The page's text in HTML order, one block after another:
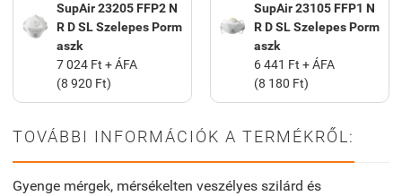
SupAir 23205 FFP2 N
R D SL Szelepes Porm
aszk
7 024 Ft + ÁFA
(8 920 Ft)
SupAir 23105 FFP1 N
R D SL Szelepes Porm
aszk
6 441 Ft + ÁFA
(8 180 Ft)
TOVÁBBI INFORMÁCIÓK A TERMÉKRŐL:
Gyenge mérgek, mérsékelten veszélyes szilárd és